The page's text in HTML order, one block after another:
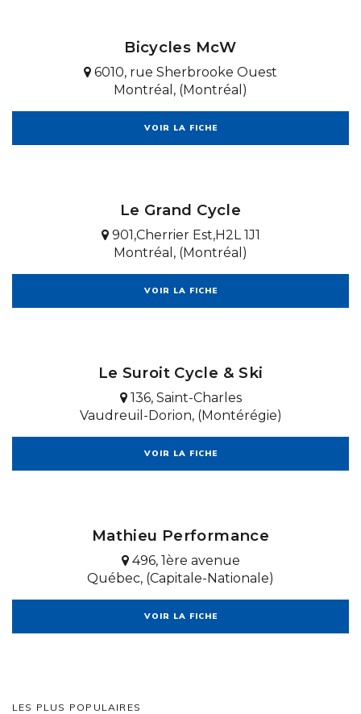
Bicycles McW
6010, rue Sherbrooke Ouest
Montréal, (Montréal)
VOIR LA FICHE
Le Grand Cycle
901,Cherrier Est,H2L 1J1
Montréal, (Montréal)
VOIR LA FICHE
Le Suroit Cycle & Ski
136, Saint-Charles
Vaudreuil-Dorion, (Montérégie)
VOIR LA FICHE
Mathieu Performance
496, 1ère avenue
Québec, (Capitale-Nationale)
VOIR LA FICHE
LES PLUS POPULAIRES